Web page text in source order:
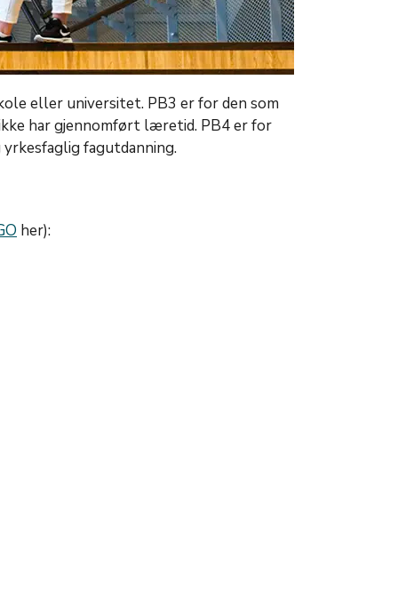
eller universitet. PB3 er for den som
har gjennomført læretid. PB4 er for
fagutdanning.
her):